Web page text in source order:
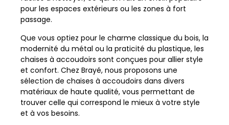
pour les espaces extérieurs ou les zones à fort
passage.
Que vous optiez pour le charme classique du bois, la
modernité du métal ou la praticité du plastique, les
chaises à accoudoirs sont conçues pour allier style
et confort. Chez Brayé, nous proposons une
sélection de chaises à accoudoirs dans divers
matériaux de haute qualité, vous permettant de
trouver celle qui correspond le mieux à votre style
et à vos besoins.